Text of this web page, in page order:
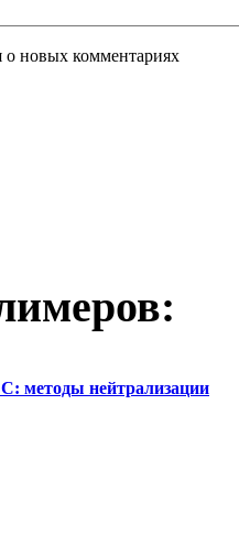
о новых комментариях
нейтрализации